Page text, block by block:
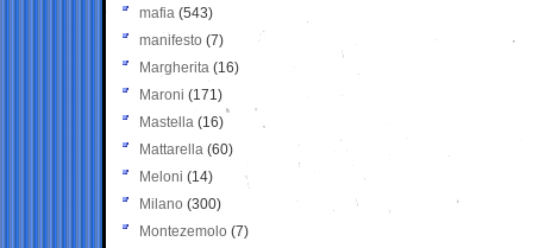
mafia (543)
manifesto (7)
Margherita (16)
Maroni (171)
Mastella (16)
Mattarella (60)
Meloni (14)
Milano (300)
Montezemolo (7)